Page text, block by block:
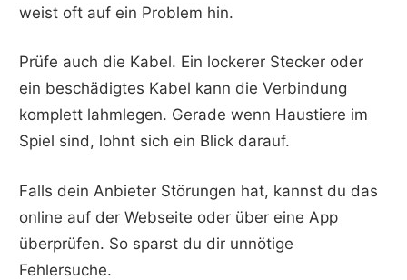
weist oft auf ein Problem hin.
Prüfe auch die Kabel. Ein lockerer Stecker oder
ein beschädigtes Kabel kann die Verbindung
komplett lahmlegen. Gerade wenn Haustiere im
Spiel sind, lohnt sich ein Blick darauf.
Falls dein Anbieter Störungen hat, kannst du das
online auf der Webseite oder über eine App
überprüfen. So sparst du dir unnötige
Fehlersuche.